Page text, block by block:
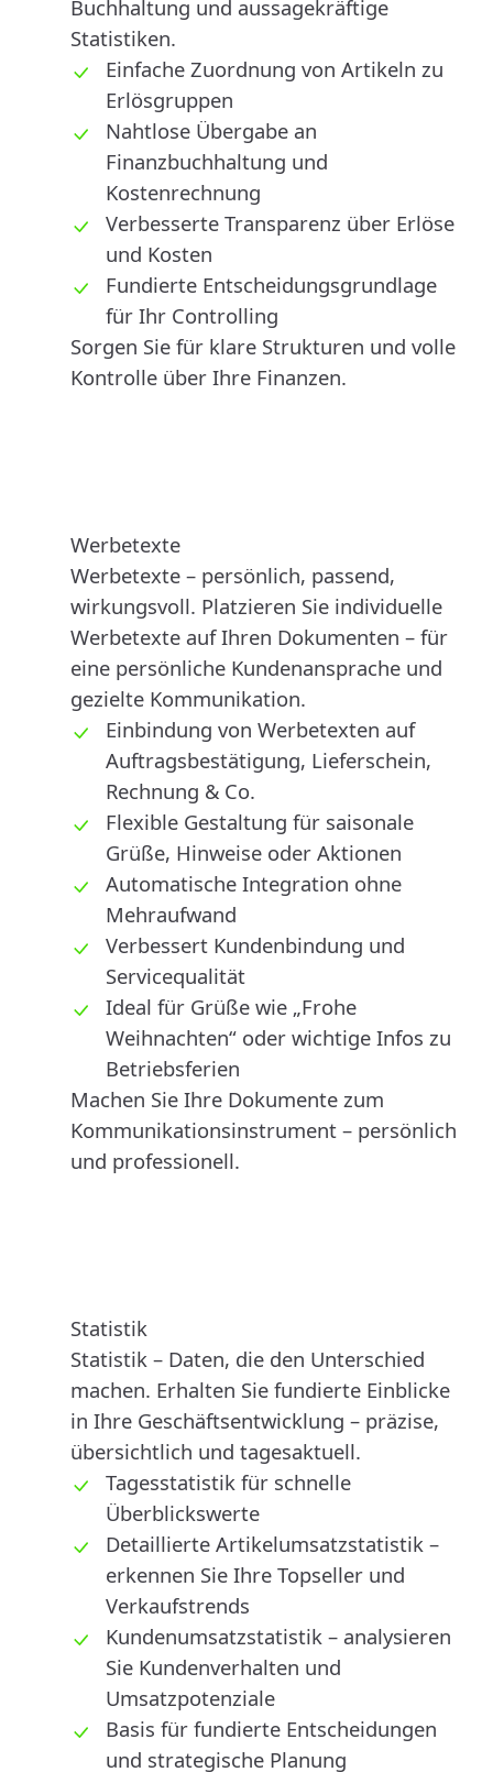
Buchhaltung und aussagekräftige
Statistiken.
Einfache Zuordnung von Artikeln zu
Erlösgruppen
Nahtlose Übergabe an
Finanzbuchhaltung und
Kostenrechnung
Verbesserte Transparenz über Erlöse
und Kosten
Fundierte Entscheidungsgrundlage
für Ihr Controlling
Sorgen Sie für klare Strukturen und volle
Kontrolle über Ihre Finanzen.
Werbetexte
Werbetexte – persönlich, passend,
wirkungsvoll. Platzieren Sie individuelle
Werbetexte auf Ihren Dokumenten – für
eine persönliche Kundenansprache und
gezielte Kommunikation.
Einbindung von Werbetexten auf
Auftragsbestätigung, Lieferschein,
Rechnung & Co.
Flexible Gestaltung für saisonale
Grüße, Hinweise oder Aktionen
Automatische Integration ohne
Mehraufwand
Verbessert Kundenbindung und
Servicequalität
Ideal für Grüße wie „Frohe
Weihnachten“ oder wichtige Infos zu
Betriebsferien
Machen Sie Ihre Dokumente zum
Kommunikationsinstrument – persönlich
und professionell.
Statistik
Statistik – Daten, die den Unterschied
machen. Erhalten Sie fundierte Einblicke
in Ihre Geschäftsentwicklung – präzise,
übersichtlich und tagesaktuell.
Tagesstatistik für schnelle
Überblickswerte
Detaillierte Artikelumsatzstatistik –
erkennen Sie Ihre Topseller und
Verkaufstrends
Kundenumsatzstatistik – analysieren
Sie Kundenverhalten und
Umsatzpotenziale
Basis für fundierte Entscheidungen
und strategische Planung